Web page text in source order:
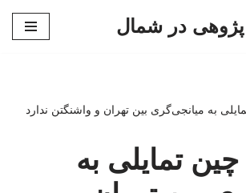
در شمال
به میانجی‌گری بین تهران و واشنگتن ندارد
چین تمایلی به